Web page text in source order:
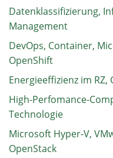
Datenklassifizierung,
Management
DevOps, Container,
OpenShift
Energieeffizienz im RZ,
High-Perfomance-
Technologie
Microsoft Hyper-V,
OpenStack